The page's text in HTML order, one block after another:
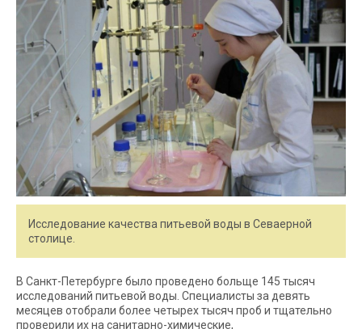
Исследование качества питьевой воды в Севаерной
столице.
В Санкт-Петербурге было проведено больще 145 тысяч
исследований питьевой воды. Специалисты за девять
месяцев отобрали более четырех тысяч проб и тщательно
проверили их на санитарно-химические,